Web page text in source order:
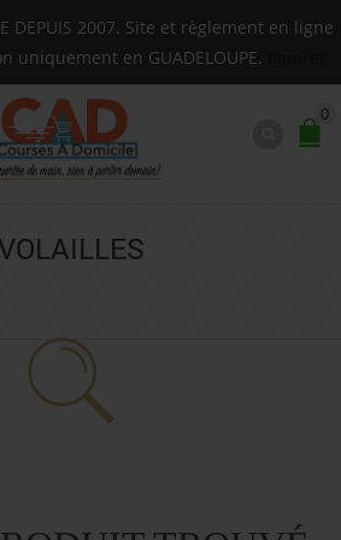
la Guadeloupe : Mardi, Jeudi,
0
DEPUIS 2007. Site et règlement en ligne
uniquement en GUADELOUPE.